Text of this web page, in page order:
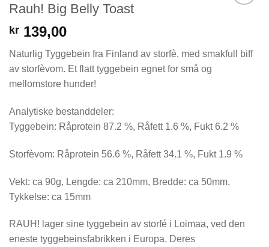
Rauh! Big Belly Toast
kr 139,00
Naturlig Tyggebein fra Finland av storfè, med smakfull biff
av storfèvom. Et flatt tyggebein egnet for små og
mellomstore hunder!
Analytiske bestanddeler:
Tyggebein: Råprotein 87.2 %, Råfett 1.6 %, Fukt 6.2 %
Storfèvom: Råprotein 56.6 %, Råfett 34.1 %, Fukt 1.9 %
Vekt: ca 90g, Lengde: ca 210mm, Bredde: ca 50mm,
Tykkelse: ca 15mm
RAUH! lager sine tyggebein av storfé i Loimaa, ved den
eneste tyggebeinsfabrikken i Europa. Deres